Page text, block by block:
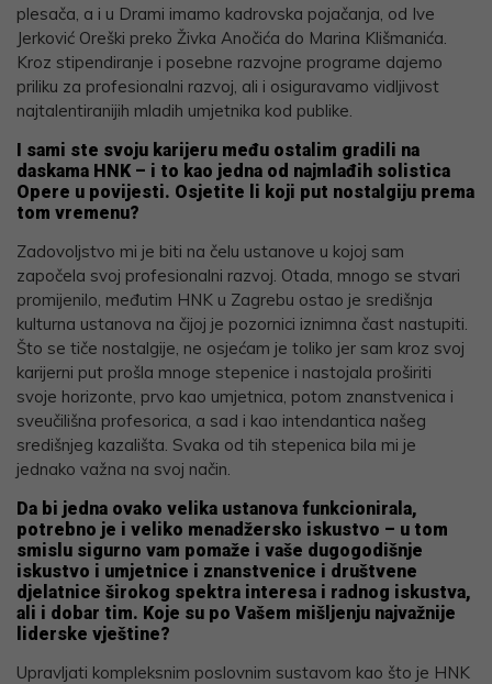
plesača, a i u Drami imamo kadrovska pojačanja, od Ive
Jerković Oreški preko Živka Anočića do Marina Klišmanića.
Kroz stipendiranje i posebne razvojne programe dajemo
priliku za profesionalni razvoj, ali i osiguravamo vidljivost
najtalentiranijih mladih umjetnika kod publike.
I sami ste svoju karijeru među ostalim gradili na
daskama HNK – i to kao jedna od najmlađih solistica
Opere u povijesti. Osjetite li koji put nostalgiju prema
tom vremenu?
Zadovoljstvo mi je biti na čelu ustanove u kojoj sam
započela svoj profesionalni razvoj. Otada, mnogo se stvari
promijenilo, međutim HNK u Zagrebu ostao je središnja
kulturna ustanova na čijoj je pozornici iznimna čast nastupiti.
Što se tiče nostalgije, ne osjećam je toliko jer sam kroz svoj
karijerni put prošla mnoge stepenice i nastojala proširiti
svoje horizonte, prvo kao umjetnica, potom znanstvenica i
sveučilišna profesorica, a sad i kao intendantica našeg
središnjeg kazališta. Svaka od tih stepenica bila mi je
jednako važna na svoj način.
Da bi jedna ovako velika ustanova funkcionirala,
potrebno je i veliko menadžersko iskustvo – u tom
smislu sigurno vam pomaže i vaše dugogodišnje
iskustvo i umjetnice i znanstvenice i društvene
djelatnice širokog spektra interesa i radnog iskustva,
ali i dobar tim. Koje su po Vašem mišljenju najvažnije
liderske vještine?
Upravljati kompleksnim poslovnim sustavom kao što je HNK